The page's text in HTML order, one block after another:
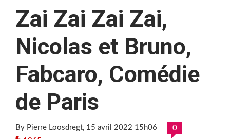
Zai Zai Zai Zai,
Nicolas et Bruno,
Fabcaro, Comédie
de Paris
By Pierre Loosdregt, 15 avril 2022 15h06
0